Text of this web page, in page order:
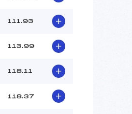
111.93
113.99
118.11
118.37